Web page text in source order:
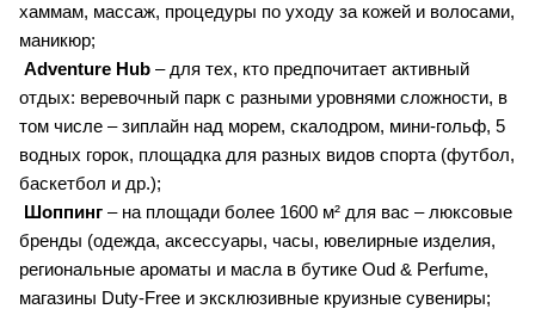
хаммам, массаж, процедуры по уходу за кожей и волосами,
маникюр;
Adventure Hub – для тех, кто предпочитает активный
отдых: веревочный парк с разными уровнями сложности, в
том числе – зиплайн над морем, скалодром, мини-гольф, 5
водных горок, площадка для разных видов спорта (футбол,
баскетбол и др.);
Шоппинг – на площади более 1600 м² для вас – люксовые
бренды (одежда, аксессуары, часы, ювелирные изделия,
региональные ароматы и масла в бутике Oud & Perfume,
магазины Duty-Free и эксклюзивные круизные сувениры;